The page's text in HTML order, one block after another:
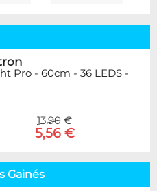
Pro - 60cm - 36 LEDS -
13,90 €
5,56 €
Gainés